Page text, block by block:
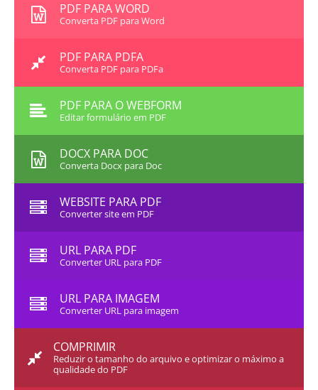
PDF PARA WORD
Converta PDF para Word
PDF PARA PDFA
Converta PDF para PDFa
PDF PARA O WEBFORM
Editar formulário em PDF
DOCX PARA DOC
Converta Docx para Doc
WEBSITE PARA PDF
Converter site em PDF
URL PARA PDF
Converter URL para PDF
URL PARA IMAGEM
Converter URL para imagem
COMPRIMIR
Reduzir o tamanho do arquivo e optimizar o máximo a
qualidade do PDF